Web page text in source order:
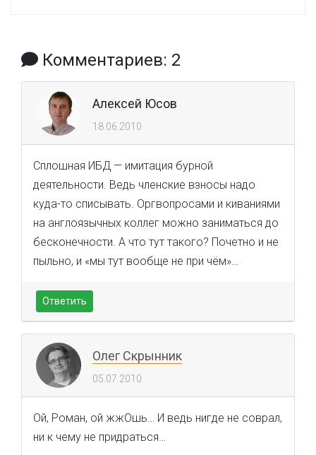
Комментариев: 2
Алексей Юсов
18.06.2010
Сплошная ИБД — имитация бурной
деятельности. Ведь членские взносы надо
куда-то списывать. Оргвопросами и киваниями
на англоязычных коллег можно заниматься до
бесконечности. А что тут такого? Почетно и не
пыльно, и «мы тут вообще не при чём»…
Ответить
Олег Скрынник
05.07.2010
Ой, Роман, ой жжОшь… И ведь нигде не соврал,
ни к чему не придраться…